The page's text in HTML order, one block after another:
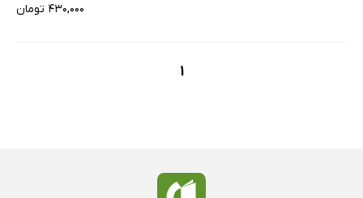
۴۳۰,۰۰۰ تومان
1